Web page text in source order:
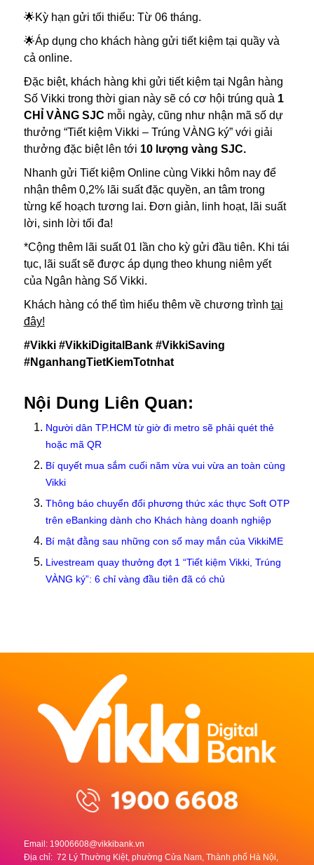
🌟Kỳ hạn gửi tối thiểu: Từ 06 tháng.
🌟Áp dụng cho khách hàng gửi tiết kiệm tại quầy và
cả online.
Đặc biệt, khách hàng khi gửi tiết kiệm tại Ngân hàng
Số Vikki trong thời gian này sẽ có cơ hội trúng quà 1
CHỈ VÀNG SJC mỗi ngày, cũng như nhận mã số dự
thưởng “Tiết kiệm Vikki – Trúng VÀNG ký” với giải
thưởng đặc biệt lên tới 10 lượng vàng SJC.
Nhanh gửi Tiết kiệm Online cùng Vikki hôm nay để
nhận thêm 0,2% lãi suất đặc quyền, an tâm trong
từng kế hoạch tương lai. Đơn giản, linh hoạt, lãi suất
lời, sinh lời tối đa!
*Cộng thêm lãi suất 01 lần cho kỳ gửi đầu tiên. Khi tái
tục, lãi suất sẽ được áp dụng theo khung niêm yết
của Ngân hàng Số Vikki.
Khách hàng có thể tìm hiểu thêm về chương trình tại
đây!
#Vikki #VikkiDigitalBank #VikkiSaving
#NganhangTietKiemTotnhat
Nội Dung Liên Quan:
Người dân TP.HCM từ giờ đi metro sẽ phải quét thẻ
hoặc mã QR
Bí quyết mua sắm cuối năm vừa vui vừa an toàn cùng
Vikki
Thông báo chuyển đổi phương thức xác thực Soft OTP
trên eBanking dành cho Khách hàng doanh nghiệp
Bí mật đằng sau những con số may mắn của VikkiME
Livestream quay thưởng đợt 1 “Tiết kiệm Vikki, Trúng
VÀNG ký”: 6 chỉ vàng đầu tiên đã có chủ
Email: 19006608@vikkibank.vn
Địa chỉ: 72 Lý Thường Kiệt, phường Cửa Nam, Thành phố Hà Nội,